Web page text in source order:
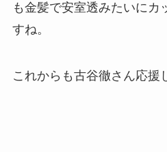
も金髪で安室透みたいにカ
すね。
これからも古谷徹さん応援